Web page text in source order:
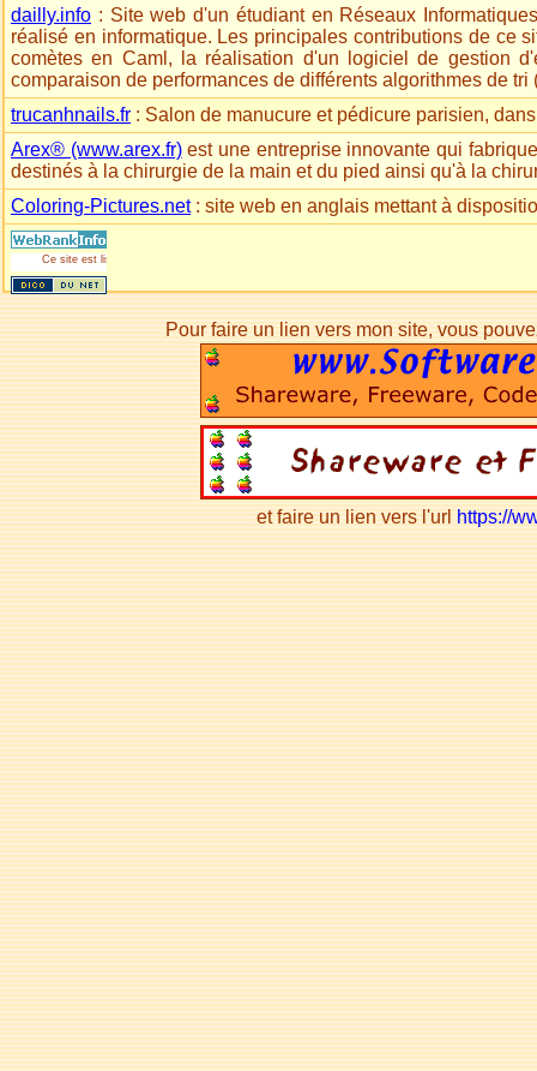
dailly.info : Site web d'un étudiant en Réseaux
réalisé en informatique. Les principales contributions de ce
comètes en Caml, la réalisation d'un logiciel de gestion
comparaison de performances de différents algorithmes de
trucanhnails.fr : Salon de manucure et pédicure parisien,
Arex® (www.arex.fr)est une entreprise innovante qui
destinés à la chirurgie de la main et du pied ainsi qu'à la
Coloring-Pictures.net: site web en anglais mettant à
Ce site est listé dans la catégorie
Pour faire un lien vers mon site, vous
et faire un lien vers l'url https://